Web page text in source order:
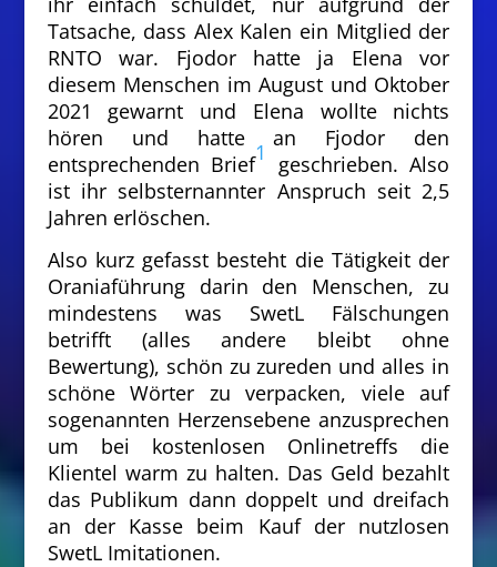
Tatsache, dass Alex Kalen ein Mitglied der
RNTO war. Fjodor hatte ja Elena vor
diesem Menschen im August und Oktober
2021 gewarnt und Elena wollte nichts
hören und hatte an Fjodor den
entsprechenden Brief1
geschrieben. Also
ist ihr selbsternannter Anspruch seit 2,5
Jahren erlöschen.
Also kurz gefasst besteht die Tätigkeit der
Oraniaführung darin den Menschen, zu
mindestens was SwetL Fälschungen
betrifft (alles andere bleibt ohne
Bewertung), schön zu zureden und alles in
schöne Wörter zu verpacken, viele auf
sogenannten Herzensebene anzusprechen
um bei kostenlosen Onlinetreffs die
Klientel warm zu halten. Das Geld bezahlt
das Publikum dann doppelt und dreifach
an der Kasse beim Kauf der nutzlosen
SwetL Imitationen.